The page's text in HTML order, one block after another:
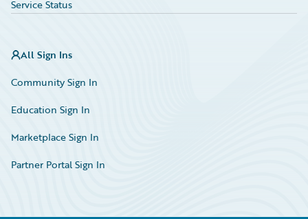
Service Status
All Sign Ins
Community Sign In
Education Sign In
Marketplace Sign In
Partner Portal Sign In